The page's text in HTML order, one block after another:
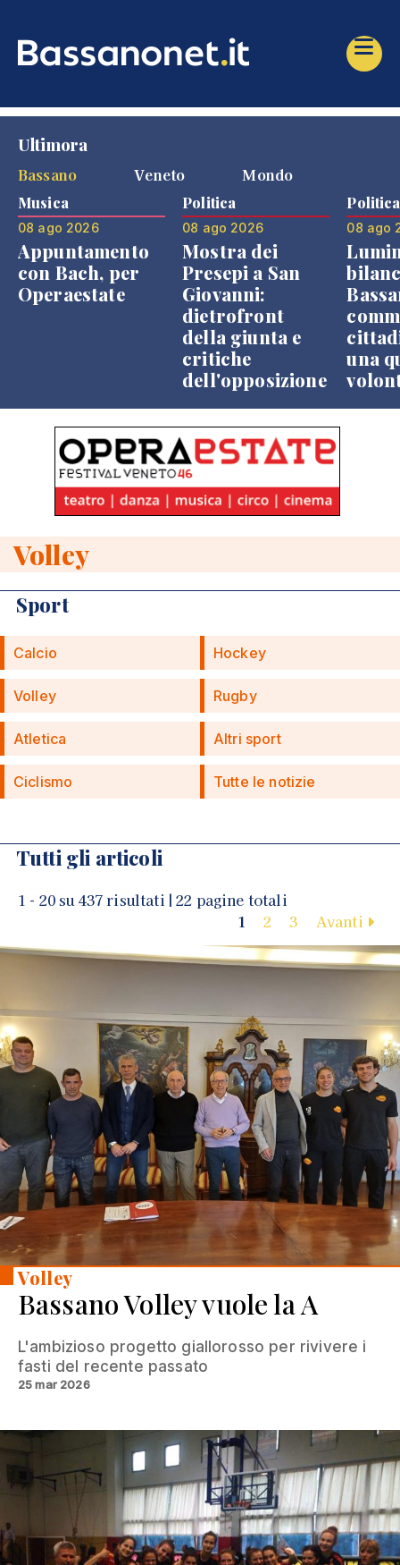
Ultimora
Bassano
Veneto Mondo
Musica
08 ago 2026
Appuntamento
con Bach, per
Operaestate
Politica
08 ago 2026
Mostra dei
Presepi a San
Giovanni:
dietrofront
della giunta e
critiche
dell'opposizione
Politica
08 ago
una
Volley
Sport
Calcio Hockey
Volley Rugby
Atletica Altri sport
Ciclismo Tutte le notizie
Tutti gli articoli
1 - 20 su 437 risultati | 22 pagine totali
1
2 3 Avanti
Volley
Bassano Volley vuole la A
L'ambizioso progetto giallorosso per rivivere i
fasti del recente passato
25 mar 2026